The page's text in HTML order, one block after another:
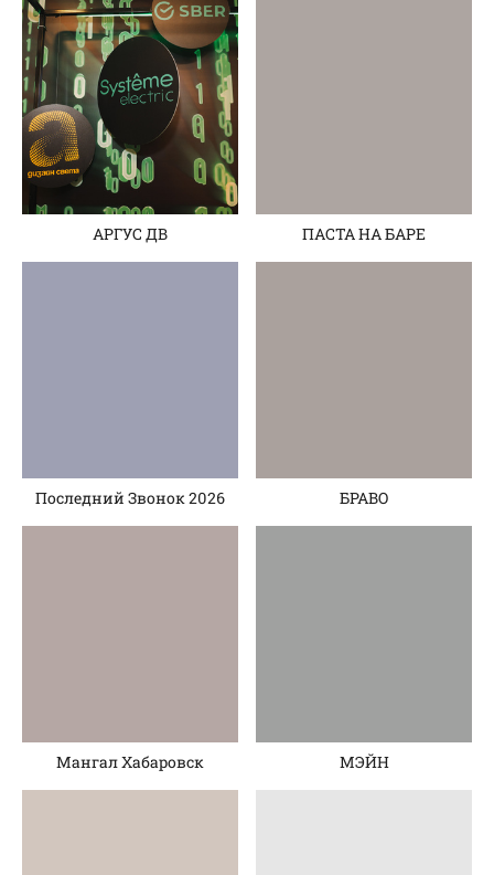
АРГУС ДВ ПАСТА НА БАРЕ
Последний Звонок 2026 БРАВО
Мангал Хабаровск МЭЙН